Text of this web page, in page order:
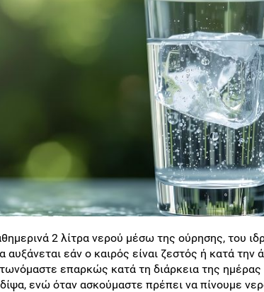
2 λίτρα νερού μέσω της ούρησης, του
εάν ο καιρός είναι ζεστός ή κατά την
επαρκώς κατά τη διάρκεια της ημέρας
ενώ όταν ασκούμαστε πρέπει να πίνουμε